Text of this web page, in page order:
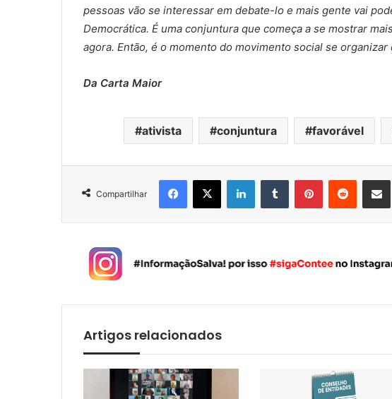
pessoas vão se interessar em debate-lo e mais gente vai
Democrática. É uma conjuntura que começa a se mostrar
agora. Então, é o momento do movimento social se
Da Carta Maior
ativista conjuntura favorável
Compartilhar
Artigos relacionados